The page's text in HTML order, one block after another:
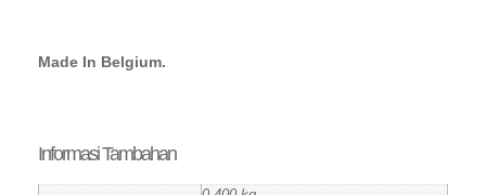
Made In Belgium.
Informasi Tambahan